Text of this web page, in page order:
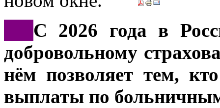
С 2026 года в
добровольному
нём позволяет тем,
выплаты по